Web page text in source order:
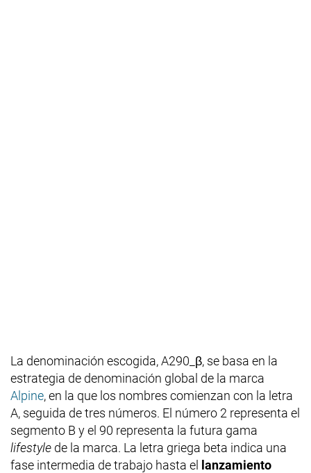
La denominación escogida, A290_β, se basa en la
estrategia de denominación global de la marca
Alpine, en la que los nombres comienzan con la letra
A, seguida de tres números. El número 2 representa el
segmento B y el 90 representa la futura gama
lifestyle de la marca. La letra griega beta indica una
fase intermedia de trabajo hasta el lanzamiento